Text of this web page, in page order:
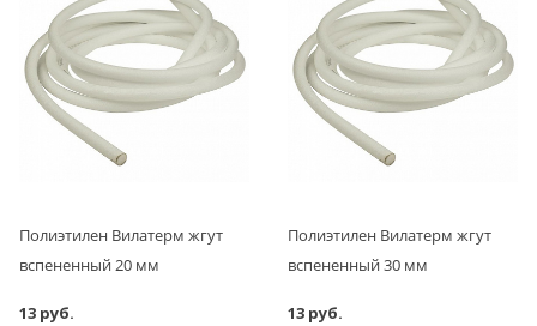
Полиэтилен Вилатерм жгут
вспененный 20 мм
13 руб.
Полиэтилен Вилатерм жгут
вспененный 30 мм
13 руб.